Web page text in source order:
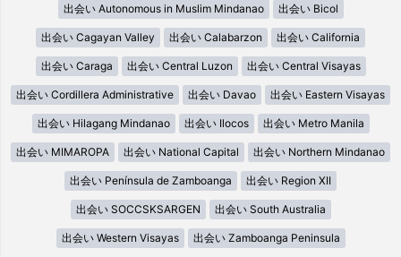
出会い Autonomous in Muslim Mindanao 出会い Bicol
出会い Cagayan Valley 出会い Calabarzon 出会い California
出会い Caraga 出会い Central Luzon 出会い Central Visayas
出会い Cordillera Administrative 出会い Davao 出会い Eastern Visayas
出会い Hilagang Mindanao 出会い Ilocos 出会い Metro Manila
出会い MIMAROPA 出会い National Capital 出会い Northern Mindanao
出会い Península de Zamboanga 出会い Region XII
出会い SOCCSKSARGEN 出会い South Australia
出会い Western Visayas 出会い Zamboanga Peninsula